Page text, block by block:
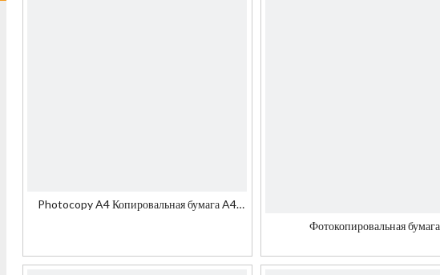
Photocopy A4 Копировальная бумага A4
Фотокопировальная бумага